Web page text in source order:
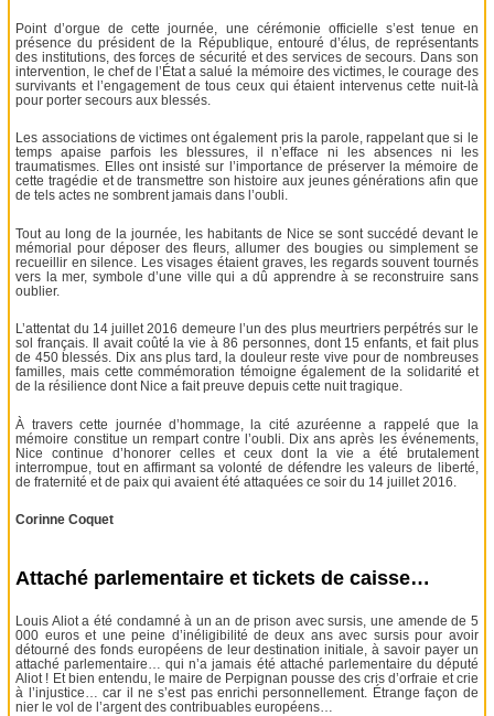
Point d’orgue de cette journée, une cérémonie officielle s’est tenue en
présence du président de la République, entouré d’élus, de représentants
des institutions, des forces de sécurité et des services de secours. Dans son
intervention, le chef de l’État a salué la mémoire des victimes, le courage des
survivants et l’engagement de tous ceux qui étaient intervenus cette nuit-là
pour porter secours aux blessés.
Les associations de victimes ont également pris la parole, rappelant que si le
temps apaise parfois les blessures, il n’efface ni les absences ni les
traumatismes. Elles ont insisté sur l’importance de préserver la mémoire de
cette tragédie et de transmettre son histoire aux jeunes générations afin que
de tels actes ne sombrent jamais dans l’oubli.
Tout au long de la journée, les habitants de Nice se sont succédé devant le
mémorial pour déposer des fleurs, allumer des bougies ou simplement se
recueillir en silence. Les visages étaient graves, les regards souvent tournés
vers la mer, symbole d’une ville qui a dû apprendre à se reconstruire sans
oublier.
L’attentat du 14 juillet 2016 demeure l’un des plus meurtriers perpétrés sur le
sol français. Il avait coûté la vie à 86 personnes, dont 15 enfants, et fait plus
de 450 blessés. Dix ans plus tard, la douleur reste vive pour de nombreuses
familles, mais cette commémoration témoigne également de la solidarité et
de la résilience dont Nice a fait preuve depuis cette nuit tragique.
À travers cette journée d’hommage, la cité azuréenne a rappelé que la
mémoire constitue un rempart contre l’oubli. Dix ans après les événements,
Nice continue d’honorer celles et ceux dont la vie a été brutalement
interrompue, tout en affirmant sa volonté de défendre les valeurs de liberté,
de fraternité et de paix qui avaient été attaquées ce soir du 14 juillet 2016.
Corinne Coquet
Attaché parlementaire et tickets de caisse…
Louis Aliot a été condamné à un an de prison avec sursis, une amende de 5
000 euros et une peine d’inéligibilité de deux ans avec sursis pour avoir
détourné des fonds européens de leur destination initiale, à savoir payer un
attaché parlementaire… qui n’a jamais été attaché parlementaire du député
Aliot ! Et bien entendu, le maire de Perpignan pousse des cris d’orfraie et crie
à l’injustice… car il ne s’est pas enrichi personnellement. Étrange façon de
nier le vol de l’argent des contribuables européens…